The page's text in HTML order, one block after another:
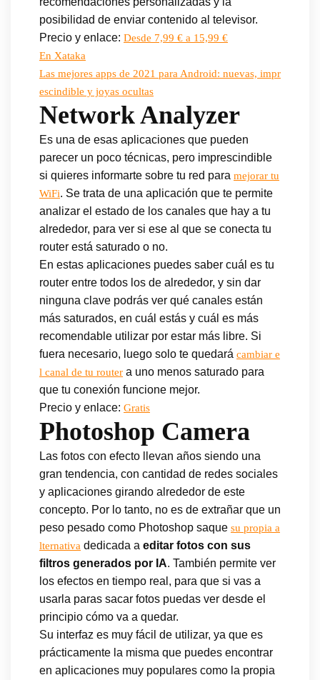
posibilidad de enviar contenido al televisor.
Precio y enlace: Desde 7,99 € a 15,99 €
En Xataka
Las mejores apps de 2021 para Android: nuevas, impr
escindible y joyas ocultas
Network Analyzer
Es una de esas aplicaciones que pueden
parecer un poco técnicas, pero imprescindible
si quieres informarte sobre tu red para mejorar tu
WiFi. Se trata de una aplicación que te permite
analizar el estado de los canales que hay a tu
alrededor, para ver si ese al que se conecta tu
router está saturado o no.
En estas aplicaciones puedes saber cuál es tu
router entre todos los de alrededor, y sin dar
ninguna clave podrás ver qué canales están
más saturados, en cuál estás y cuál es más
recomendable utilizar por estar más libre. Si
fuera necesario, luego solo te quedará cambiar e
l canal de tu router a uno menos saturado para
que tu conexión funcione mejor.
Precio y enlace: Gratis
Photoshop Camera
Las fotos con efecto llevan años siendo una
gran tendencia, con cantidad de redes sociales
y aplicaciones girando alrededor de este
concepto. Por lo tanto, no es de extrañar que un
peso pesado como Photoshop saque su propia a
lternativa dedicada a editar fotos con sus
filtros generados por IA. También permite ver
los efectos en tiempo real, para que si vas a
usarla paras sacar fotos puedas ver desde el
principio cómo va a quedar.
Su interfaz es muy fácil de utilizar, ya que es
prácticamente la misma que puedes encontrar
en aplicaciones muy populares como la propia